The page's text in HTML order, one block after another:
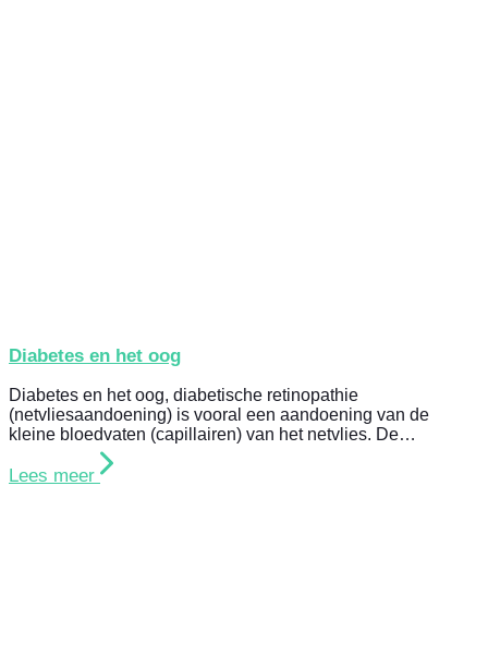
Diabetes en het oog
Diabetes en het oog, diabetische retinopathie
(netvliesaandoening) is vooral een aandoening van de
kleine bloedvaten (capillairen) van het netvlies. De…
Lees meer